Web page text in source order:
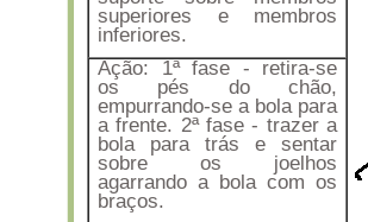
superiores e membros
inferiores.
Ação: 1ª fase - retira-se
os pés do chão,
empurrando-se a bola para
a frente. 2ª fase - trazer a
bola para trás e sentar
sobre os joelhos
agarrando a bola com os
braços.